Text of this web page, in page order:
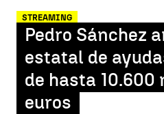
STREAMING
Pedro Sánchez
estatal de
de hasta 10.600
euros